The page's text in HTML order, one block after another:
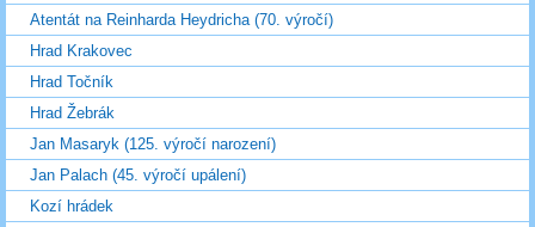
Atentát na Reinharda Heydricha (70. výročí)
Hrad Krakovec
Hrad Točník
Hrad Žebrák
Jan Masaryk (125. výročí narození)
Jan Palach (45. výročí upálení)
Kozí hrádek